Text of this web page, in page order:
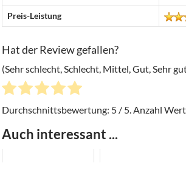
Preis-Leistung
Hat der Review gefallen?
(Sehr schlecht, Schlecht, Mittel, Gut, Sehr
Durchschnittsbewertung: 5 / 5. Anzahl
Auch interessant ...